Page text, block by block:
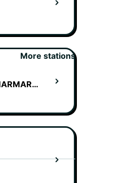
ISTANBUL BAKIRKOY MARMARA FORUM MALL
More stations